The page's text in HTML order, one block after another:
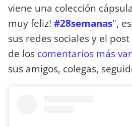
viene una colección
muy feliz! #28semanas",
sus redes sociales y el
de los comentarios más
sus amigos, colegas,